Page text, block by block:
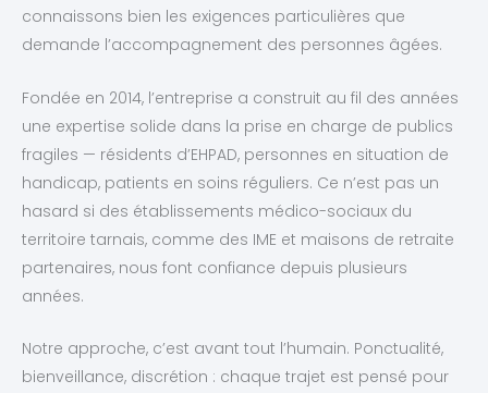
connaissons bien les exigences particulières que
demande l’accompagnement des personnes âgées.
Fondée en 2014, l’entreprise a construit au fil des années
une expertise solide dans la prise en charge de publics
fragiles — résidents d’EHPAD, personnes en situation de
handicap, patients en soins réguliers. Ce n’est pas un
hasard si des établissements médico-sociaux du
territoire tarnais, comme des IME et maisons de retraite
partenaires, nous font confiance depuis plusieurs
années.
Notre approche, c’est avant tout l’humain. Ponctualité,
bienveillance, discrétion : chaque trajet est pensé pour